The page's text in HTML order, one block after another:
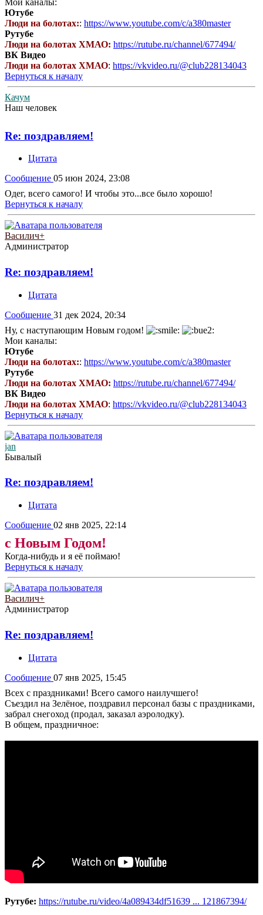
Ютубе
Люди на болотах:: https://www.youtube.com/c/a380master
Рутубе
Люди на болотах ХМАО: https://rutube.ru/channel/677494/
ВК Видео
Люди на болотах ХМАО: https://vkvideo.ru/@club228134043
Вернуться к началу
Качум
Наш человек
Re: поздравляем!
Цитата
Сообщение 05 июн 2024, 23:08
Одег, всего самого! И чтобы это...все было хорошо!
Вернуться к началу
Василич+
Администратор
Re: поздравляем!
Цитата
Сообщение 31 дек 2024, 20:34
Ну, с наступающим Новым годом!
Мои каналы:
Ютубе
Люди на болотах:: https://www.youtube.com/c/a380master
Рутубе
Люди на болотах ХМАО: https://rutube.ru/channel/677494/
ВК Видео
Люди на болотах ХМАО: https://vkvideo.ru/@club228134043
Вернуться к началу
jan
Бывалый
Re: поздравляем!
Цитата
Сообщение 02 янв 2025, 22:14
с Новым Годом!
Когда-нибудь и я её поймаю!
Вернуться к началу
Василич+
Администратор
Re: поздравляем!
Цитата
Сообщение 07 янв 2025, 15:45
Всех с праздниками! Всего самого наилучшего!
Съездил на Зелёное, поздравил персонал базы с праздниками,
забрал снегоход (продал, заказал аэролодку).
В общем, праздничное:
Рутубе: https://rutube.ru/video/4a089434df51639 ... 121867394/